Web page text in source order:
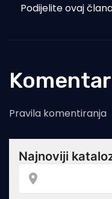
Podijelite ovaj
Pravila komentiranja